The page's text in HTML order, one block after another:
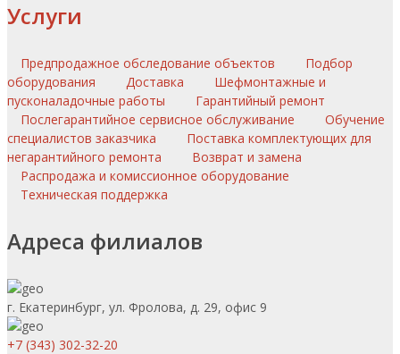
Услуги
Предпродажное обследование объектов
Подбор
оборудования
Доставка
Шефмонтажные и
пусконаладочные работы
Гарантийный ремонт
Послегарантийное сервисное обслуживание
Обучение
специалистов заказчика
Поставка комплектующих для
негарантийного ремонта
Возврат и замена
Распродажа и комиссионное оборудование
Техническая поддержка
Адреса филиалов
г. Екатеринбург, ул. Фролова, д. 29, офис 9
+7 (343) 302-32-20